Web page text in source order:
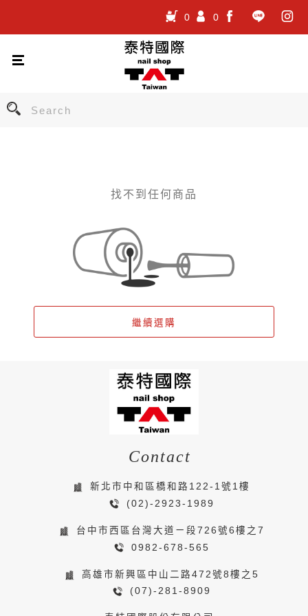
0
0
找不到任何商品
繼續選購
Contact
新北市中和區橋和路122-1號1樓
(02)-2923-1989
台中市西區台灣大道ㄧ段726號6樓之7
0982-678-565
高雄市新興區中山二路472號8樓之5
(07)-281-8909